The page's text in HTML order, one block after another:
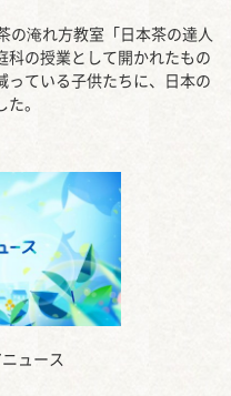
ュース
の淹れ方教室「日本茶の達人
科の授業として開かれたもの
っている子供たちに、日本の
。